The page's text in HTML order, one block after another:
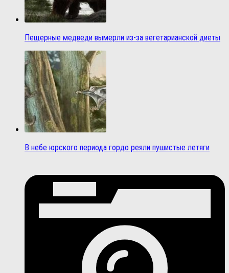
Пещерные медведи вымерли из-за вегетарианской диеты
В небе юрского периода гордо реяли пушистые летяги